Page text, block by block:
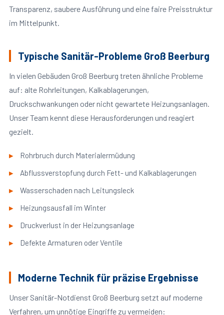
Transparenz, saubere Ausführung und eine faire Preisstruktur
im Mittelpunkt.
Typische Sanitär-Probleme Groß Beerburg
In vielen Gebäuden Groß Beerburg treten ähnliche Probleme
auf: alte Rohrleitungen, Kalkablagerungen,
Druckschwankungen oder nicht gewartete Heizungsanlagen.
Unser Team kennt diese Herausforderungen und reagiert
gezielt.
Rohrbruch durch Materialermüdung
Abflussverstopfung durch Fett- und Kalkablagerungen
Wasserschaden nach Leitungsleck
Heizungsausfall im Winter
Druckverlust in der Heizungsanlage
Defekte Armaturen oder Ventile
Moderne Technik für präzise Ergebnisse
Unser Sanitär-Notdienst Groß Beerburg setzt auf moderne
Verfahren, um unnötige Eingriffe zu vermeiden: